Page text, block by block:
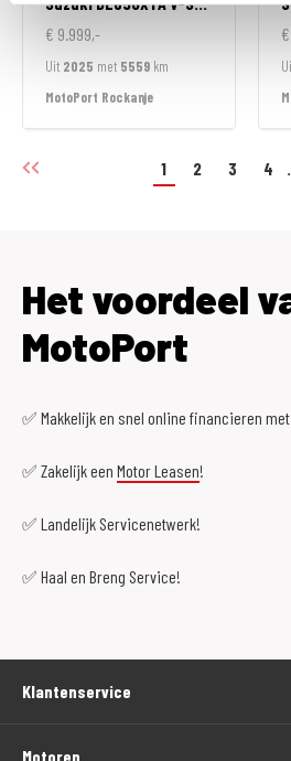
€ 9.999,-
Uit 2025 met 5559 km
MotoPort Rockanje
1 2 3 4
Het voordeel
MotoPort
✅ Makkelijk en snel online financieren
✅ Zakelijk een Motor Leasen!
✅ Landelijk Servicenetwerk!
✅ Haal en Breng Service!
Klantenservice
Motoren